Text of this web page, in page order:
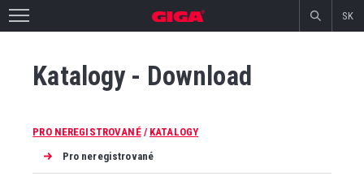
SK
Katalogy - Download
PRO NEREGISTROVANÉ/ KATALOGY
Pro neregistrované